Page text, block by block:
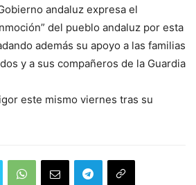
andaluz expresa el
del pueblo andaluz por esta
además su apoyo a las familias
y a sus compañeros de la Guardia
este mismo viernes tras su